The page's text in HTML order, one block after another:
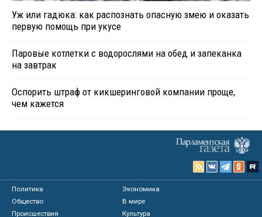
Уж или гадюка: как распознать опасную змею и оказать
первую помощь при укусе
Паровые котлетки с водорослями на обед и запеканка
на завтрак
Оспорить штраф от кикшеринговой компании проще,
чем кажется
Политика
Экономика
Общество
В мире
Происшествия
Культура